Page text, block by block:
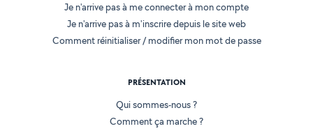
Je n'arrive pas à me connecter à mon compte
Je n'arrive pas à m'inscrire depuis le site web
Comment réinitialiser / modifier mon mot de passe
PRÉSENTATION
Qui sommes-nous ?
Comment ça marche ?